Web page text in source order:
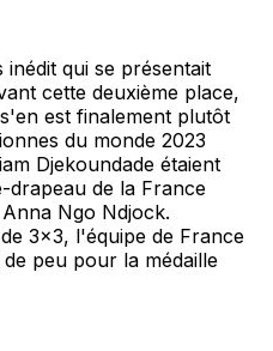
qui se présentait
cette deuxième place,
est finalement plutôt
du monde 2023
Djekoundade étaient
drapeau de la France
Ngo Ndjock.
3x3, l'équipe de France
peu pour la médaille